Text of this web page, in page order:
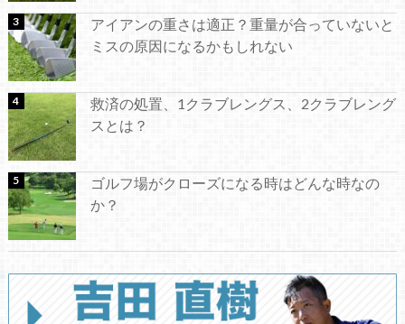
アイアンの重さは適正？重量が合っていないと
ミスの原因になるかもしれない
救済の処置、1クラブレングス、2クラブレング
スとは？
ゴルフ場がクローズになる時はどんな時なの
か？